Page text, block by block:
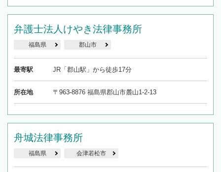
弁護士法人けやき法律事務所
福島県 郡山市
最寄駅 JR「郡山駅」から徒歩17分
所在地 〒963-8876 福島県郡山市麓山1-2-13
舟城法律事務所
福島県 会津若松市